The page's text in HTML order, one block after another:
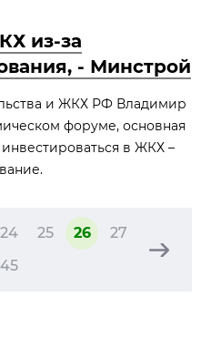
из-за
- Минстрой
и ЖКХ РФ Владимир
форуме, основная
в ЖКХ –
24 25 26
27
45